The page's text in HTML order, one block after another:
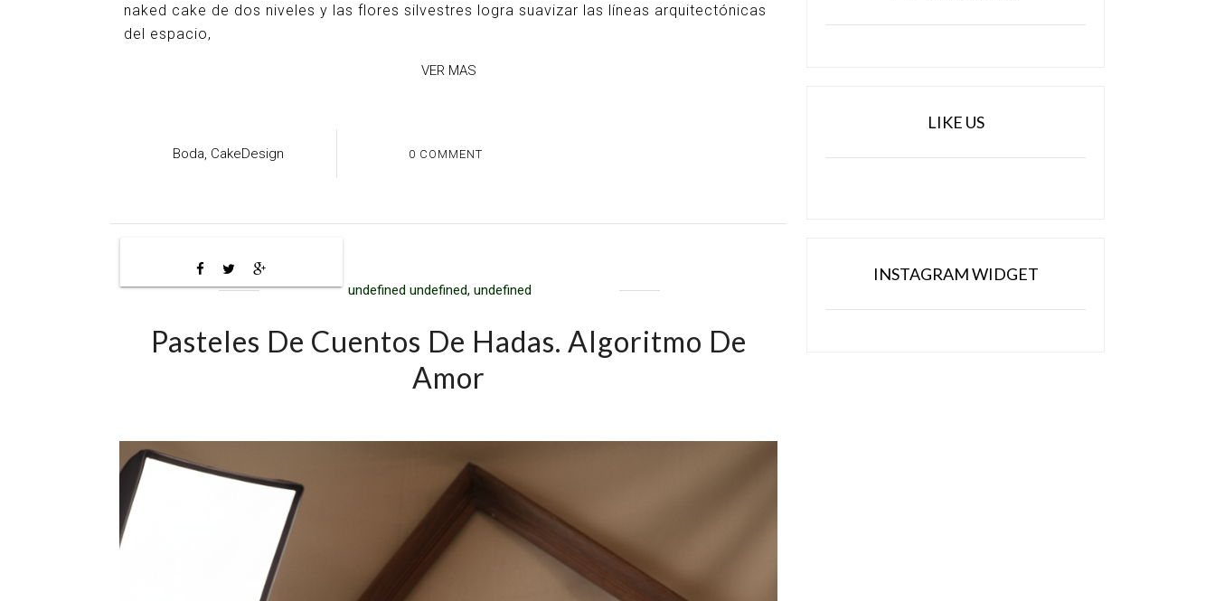
naked cake de dos niveles y las flores silvestres logra suavizar las líneas arquitectónicas
del espacio,
VER MAS
Boda, CakeDesign 0 COMMENT
undefined undefined, undefined
Pasteles De Cuentos De Hadas. Algoritmo De
Amor
LIKE US
INSTAGRAM WIDGET